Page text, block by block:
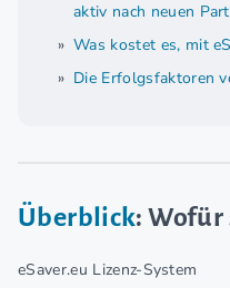
aktiv nach neuen
Was kostet es, mit
Die Erfolgsfaktoren
Überblick: Wofür
eSaver.eu Lizenz-System